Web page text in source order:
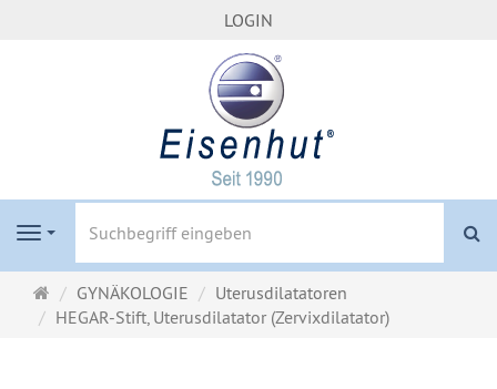
LOGIN
Navigation
Startseite
GYNÄKOLOGIE
Uterusdilatatoren
HEGAR-Stift, Uterusdilatator (Zervixdilatator)